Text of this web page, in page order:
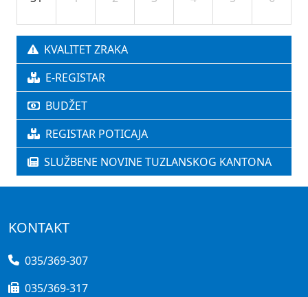
KVALITET ZRAKA
E-REGISTAR
BUDŽET
REGISTAR POTICAJA
SLUŽBENE NOVINE TUZLANSKOG KANTONA
KONTAKT
035/369-307
035/369-317